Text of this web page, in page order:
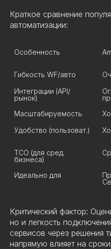
Краткое сравнение
автоматизации:
Особенность
Гибкость WF/авто
Интеграции (API/
рынок)
Масштабируемость
Удобство (пользоват.)
TCO (для сред.
бизнеса)
Идеально для
Критический фактор:
но и легкость
сервисов через решения
напрямую влияет на